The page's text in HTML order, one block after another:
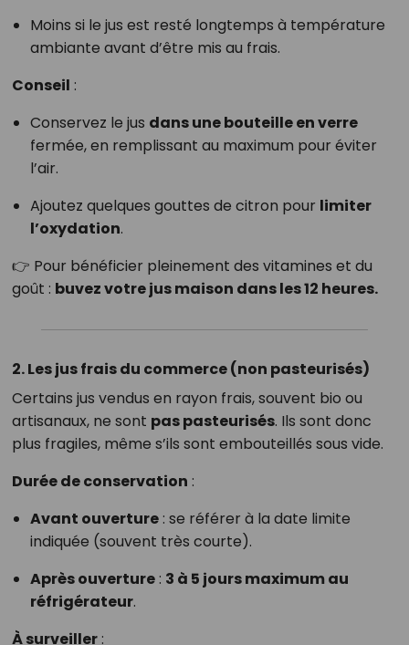
Moins si le jus est resté longtemps à température
ambiante avant d’être mis au frais.
Conseil :
Conservez le jus dans une bouteille en verre
fermée, en remplissant au maximum pour éviter
l’air.
Ajoutez quelques gouttes de citron pour limiter
l’oxydation.
👉 Pour bénéficier pleinement des vitamines et du
goût : buvez votre jus maison dans les 12 heures.
2. Les jus frais du commerce (non pasteurisés)
Certains jus vendus en rayon frais, souvent bio ou
artisanaux, ne sont pas pasteurisés. Ils sont donc
plus fragiles, même s’ils sont embouteillés sous vide.
Durée de conservation :
Avant ouverture: se référer à la date limite
indiquée (souvent très courte).
Après ouverture: 3 à 5 jours maximum au
réfrigérateur.
À surveiller: